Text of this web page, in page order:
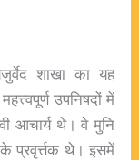
शाखा का यह
उपनिषदों में
आचार्य थे। वे मुनि
प्रवृर्त्तक थे। इसमें